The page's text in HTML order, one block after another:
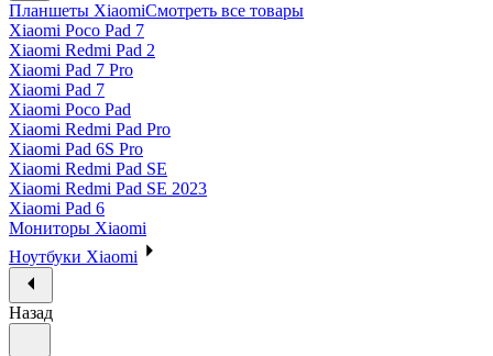
Планшеты XiaomiСмотреть все товары
Xiaomi Poco Pad 7
Xiaomi Redmi Pad 2
Xiaomi Pad 7 Pro
Xiaomi Pad 7
Xiaomi Poco Pad
Xiaomi Redmi Pad Pro
Xiaomi Pad 6S Pro
Xiaomi Redmi Pad SE
Xiaomi Redmi Pad SE 2023
Xiaomi Pad 6
Мониторы Xiaomi
Ноутбуки Xiaomi
Назад